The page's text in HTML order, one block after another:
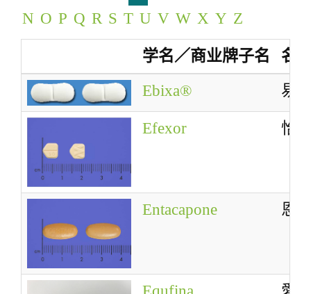
t
i
o
n
N O P Q R S T U V W X Y Z
学名／商业牌子名
名
Ebixa®
易
Efexor 怡
Entacapone 恩